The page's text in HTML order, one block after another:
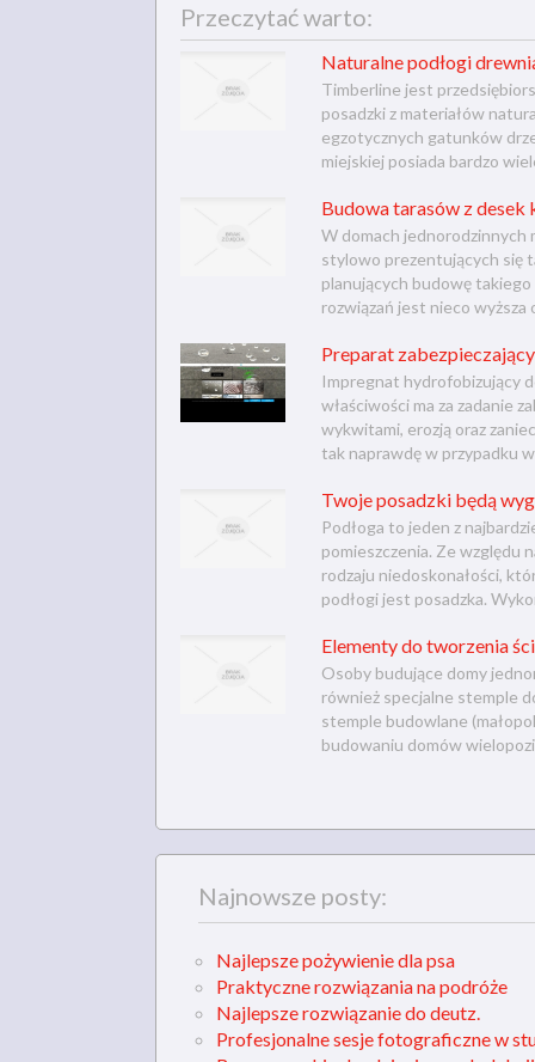
Przeczytać warto:
Naturalne podłogi
Timberline jest
posadzki z materiałów
egzotycznych gatunków
miejskiej posiada bardzo
Budowa tarasów z
W domach jednorodzinnych
stylowo prezentujących się
planujących budowę
rozwiązań jest nieco
Preparat
Impregnat hydrofobizujący
właściwości ma za zadanie
wykwitami, erozją oraz
tak naprawdę w przypadku
Twoje posadzki będą
Podłoga to jeden z
pomieszczenia. Ze względu
rodzaju niedoskonałości,
podłogi jest posadzka.
Elementy do tworzenia
Osoby budujące domy
również specjalne stemple
stemple budowlane
budowaniu domów
Najnowsze posty:
Najlepsze pożywienie dla psa
Praktyczne rozwiązania na podróże
Najlepsze rozwiązanie do deutz.
Profesjonalne sesje fotograficzne w